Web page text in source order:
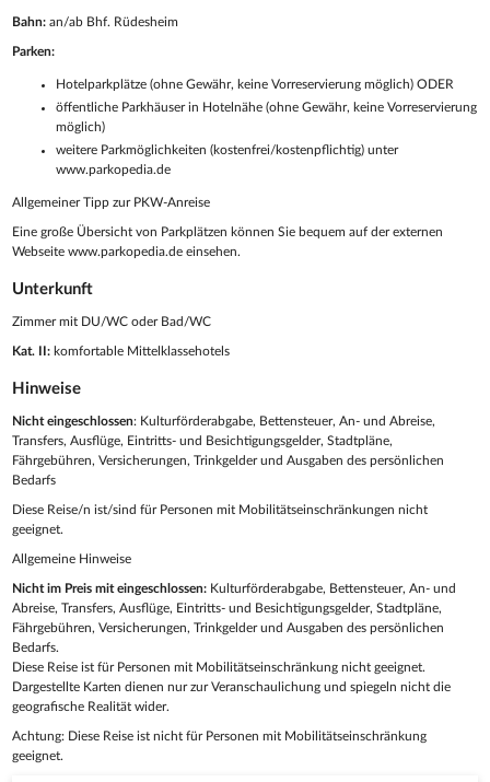
Bahn: an/ab Bhf. Rüdesheim
Parken:
Hotelparkplätze (ohne Gewähr, keine Vorreservierung möglich) ODER
öffentliche Parkhäuser in Hotelnähe (ohne Gewähr, keine Vorreservierung
möglich)
weitere Parkmöglichkeiten (kostenfrei/kostenpflichtig) unter
www.parkopedia.de
Allgemeiner Tipp zur PKW-Anreise
Eine große Übersicht von Parkplätzen können Sie bequem auf der externen
Webseite www.parkopedia.de einsehen.
Unterkunft
Zimmer mit DU/WC oder Bad/WC
Kat. II: komfortable Mittelklassehotels
Hinweise
Nicht eingeschlossen: Kulturförderabgabe, Bettensteuer, An- und Abreise,
Transfers, Ausflüge, Eintritts- und Besichtigungsgelder, Stadtpläne,
Fährgebühren, Versicherungen, Trinkgelder und Ausgaben des persönlichen
Bedarfs
Diese Reise/n ist/sind für Personen mit Mobilitätseinschränkungen nicht
geeignet.
Allgemeine Hinweise
Nicht im Preis mit eingeschlossen: Kulturförderabgabe, Bettensteuer, An- und
Abreise, Transfers, Ausflüge, Eintritts- und Besichtigungsgelder, Stadtpläne,
Fährgebühren, Versicherungen, Trinkgelder und Ausgaben des persönlichen
Bedarfs.
Diese Reise ist für Personen mit Mobilitätseinschränkung nicht geeignet.
Dargestellte Karten dienen nur zur Veranschaulichung und spiegeln nicht die
geografische Realität wider.
Achtung: Diese Reise ist nicht für Personen mit Mobilitätseinschränkung
geeignet.